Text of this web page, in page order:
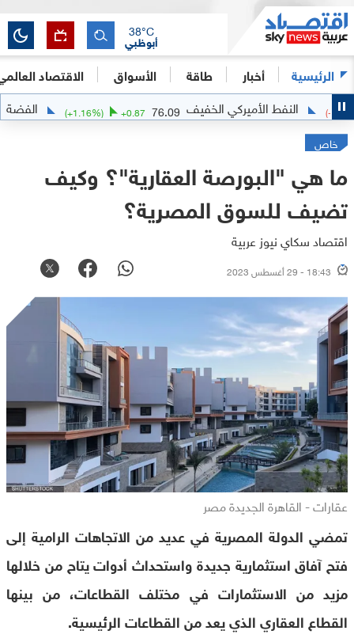
الرئيسية أخبار طاقة الأسواق الاقتصاد
أبوظبي
38°C
النفط الأميركي الخفيف 76.09
+0.87
(+1.16%) الفضة 61.5817
خاص
ما هي "البورصة العقارية"؟ وكيف
تضيف للسوق المصرية؟
اقتصاد سكاي نيوز عربية
18:43 - 29 أغسطس 2023
عقارات - القاهرة الجديدة مصر
تمضي الدولة المصرية في عديد من الاتجاهات الرامية إلى
فتح آفاق استثمارية جديدة واستحداث أدوات يتاح من خلالها
مزيد من الاستثمارات في مختلف القطاعات، من بينها
القطاع العقاري الذي يعد من القطاعات الرئيسية.